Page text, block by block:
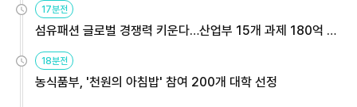
17분전
섬유패션 글로벌 경쟁력 키운다…산업부 15개 과제 180억 지
18분전
농식품부, '천원의 아침밥' 참여 200개 대학 선정